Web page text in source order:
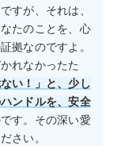
すが、それは、
たのことを、心
拠なのですよ。
れなかったた
い！」と、少し
ンドルを、安全
す。その深い愛
さい。